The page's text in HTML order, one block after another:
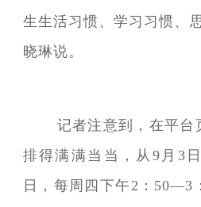
生生活习惯、学习习惯、
晓琳说。
记者注意到，在平台
排得满满当当，从9月3
日，每周四下午2：50—3